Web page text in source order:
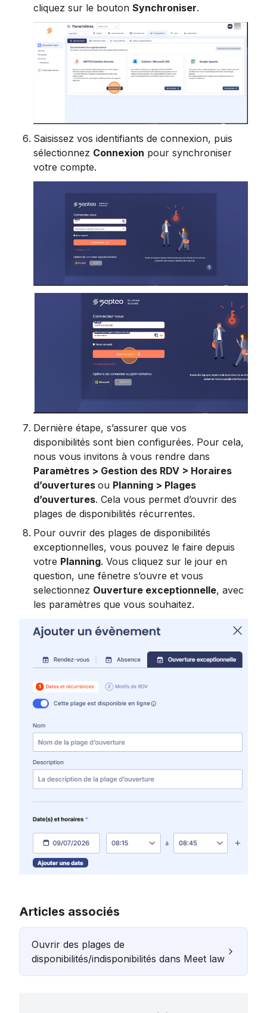
cliquez sur le bouton Synchroniser.
Saisissez vos identifiants de connexion, puis
sélectionnez Connexion pour synchroniser
votre compte.
Dernière étape, s’assurer que vos
disponibilités sont bien configurées. Pour cela,
nous vous invitons à vous rendre dans
Paramètres > Gestion des RDV > Horaires
d’ouvertures ou Planning > Plages
d’ouvertures. Cela vous permet d’ouvrir des
plages de disponibilités récurrentes.
Pour ouvrir des plages de disponibilités
exceptionnelles, vous pouvez le faire depuis
votre Planning. Vous cliquez sur le jour en
question, une fênetre s’ouvre et vous
selectionnez Ouverture exceptionnelle, avec
les paramètres que vous souhaitez.
Articles associés
Ouvrir des plages de
disponibilités/indisponibilités dans Meet law